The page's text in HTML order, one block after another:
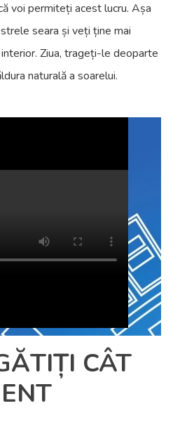
voi permiteți acest lucru. Așa
seara și veți ține mai
Ziua, trageți-le deoparte
naturală a soarelui.
CÂT